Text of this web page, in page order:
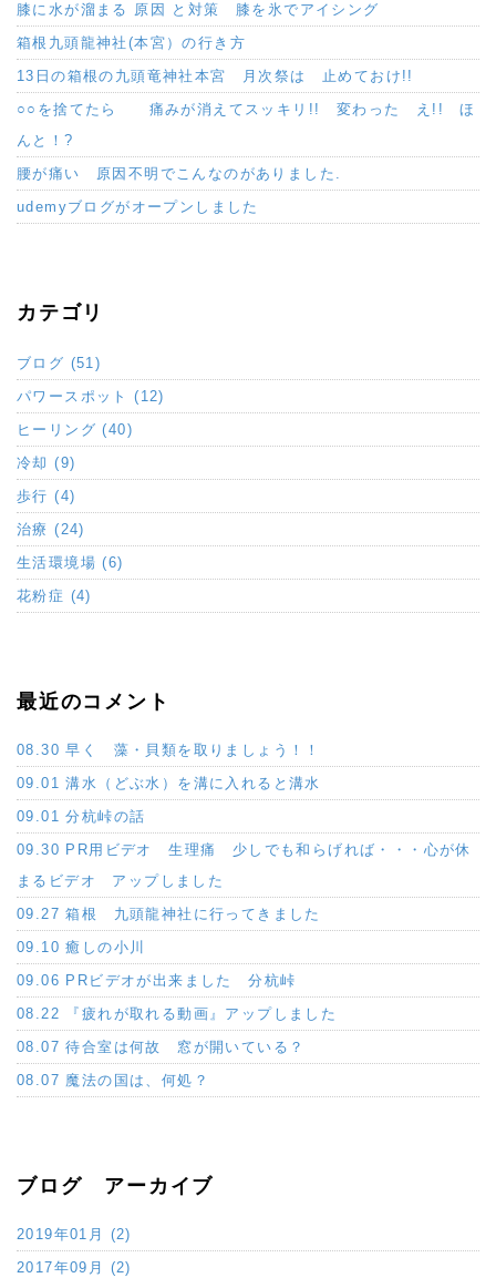
膝に水が溜まる 原因 と対策 膝を氷でアイシング
箱根九頭龍神社(本宮）の行き方
13日の箱根の九頭竜神社本宮 月次祭は 止めておけ!!
○○を捨てたら 痛みが消えてスッキリ!! 変わった え!! ほ
んと！?
腰が痛い 原因不明でこんなのがありました.
udemyブログがオープンしました
カテゴリ
ブログ (51)
パワースポット (12)
ヒーリング (40)
冷却 (9)
歩行 (4)
治療 (24)
生活環境場 (6)
花粉症 (4)
最近のコメント
08.30 早く 藻・貝類を取りましょう！！
09.01 溝水（どぶ水）を溝に入れると溝水
09.01 分杭峠の話
09.30 PR用ビデオ 生理痛 少しでも和らげれば・・・心が休
まるビデオ アップしました
09.27 箱根 九頭龍神社に行ってきました
09.10 癒しの小川
09.06 PRビデオが出来ました 分杭峠
08.22 『疲れが取れる動画』アップしました
08.07 待合室は何故 窓が開いている？
08.07 魔法の国は、何処？
ブログ アーカイブ
2019年01月 (2)
2017年09月 (2)